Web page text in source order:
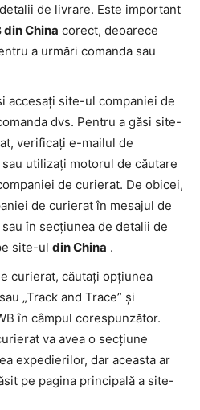
de livrare. Este important
din China corect, deoarece
a urmări comanda sau
accesați site-ul companiei de
dvs. Pentru a găsi site-
verificați e-mailul de
utilizați motorul de căutare
de curierat. De obicei,
de curierat în mesajul de
în secțiunea de detalii de
site-ul din China .
curierat, căutați opțiunea
„Track and Trace” și
în câmpul corespunzător.
va avea o secțiune
expedierilor, dar aceasta ar
pe pagina principală a site-